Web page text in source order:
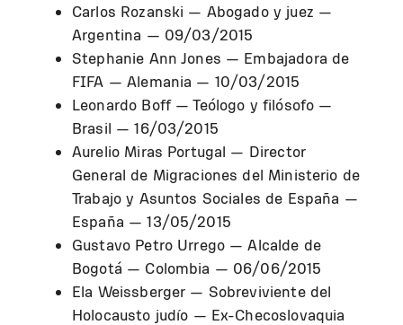
Carlos Rozanski — Abogado y juez —
Argentina — 09/03/2015
Stephanie Ann Jones — Embajadora de
FIFA — Alemania — 10/03/2015
Leonardo Boff — Teólogo y filósofo —
Brasil — 16/03/2015
Aurelio Miras Portugal — Director
General de Migraciones del Ministerio de
Trabajo y Asuntos Sociales de España —
España — 13/05/2015
Gustavo Petro Urrego — Alcalde de
Bogotá — Colombia — 06/06/2015
Ela Weissberger — Sobreviviente del
Holocausto judío — Ex-Checoslovaquia